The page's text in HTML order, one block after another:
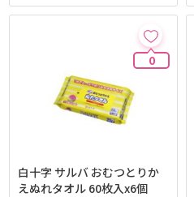
0
白十字 サルバ おむつとりか
えぬれタオル 60枚入x6個